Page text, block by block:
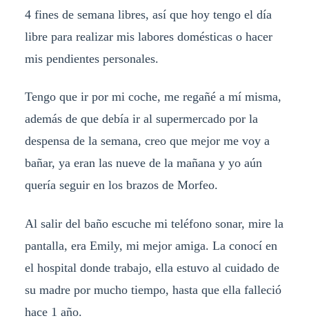
4 fines de semana libres, así que hoy tengo el día
libre para realizar mis labores domésticas o hacer
mis pendientes personales.
Tengo que ir por mi coche, me regañé a mí misma,
además de que debía ir al supermercado por la
despensa de la semana, creo que mejor me voy a
bañar, ya eran las nueve de la mañana y yo aún
quería seguir en los brazos de Morfeo.
Al salir del baño escuche mi teléfono sonar, mire la
pantalla, era Emily, mi mejor amiga. La conocí en
el hospital donde trabajo, ella estuvo al cuidado de
su madre por mucho tiempo, hasta que ella falleció
hace 1 año.